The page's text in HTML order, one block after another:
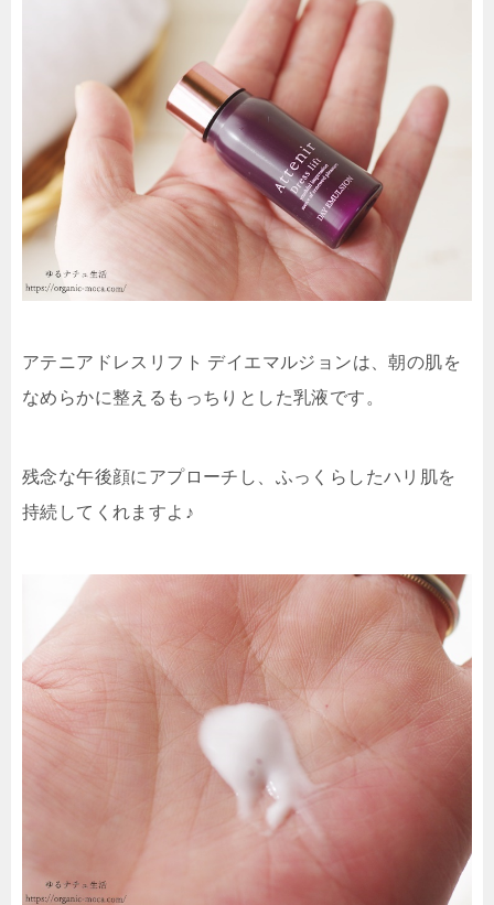
アテニアドレスリフト デイエマルジョンは、朝の肌を
なめらかに整えるもっちりとした乳液です。
残念な午後顔にアプローチし、ふっくらしたハリ肌を
持続してくれますよ♪